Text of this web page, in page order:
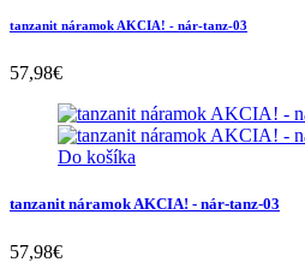
tanzanit náramok AKCIA! - nár-tanz-03
57,98€
Do košíka
tanzanit náramok AKCIA! - nár-tanz-03
57,98€